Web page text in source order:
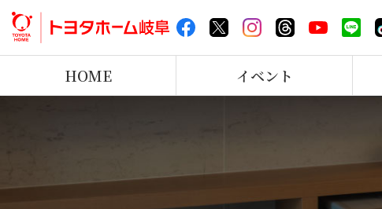
HOME イベント